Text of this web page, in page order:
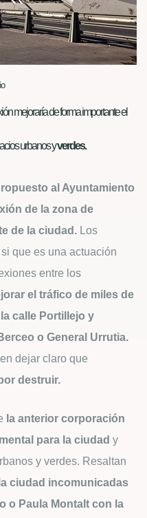
mejoraría de forma importante el
urbanos yverdes.
al Ayuntamiento
de la zona de
de la ciudad. Los
que es una actuación
entre los
el tráfico de miles de
calle Portillejo y
o General Urrutia.
dejar claro que
destruir.
la anterior corporación
para la ciudad y
y verdes. Resaltan
ciudad incomunicadas
o Paula Montalt con la